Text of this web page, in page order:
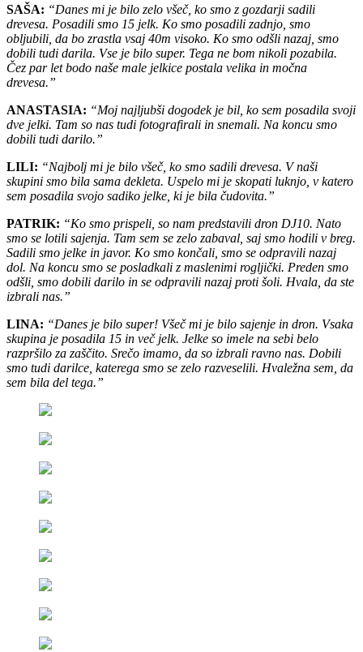
SAŠA: “Danes mi je bilo zelo všeč, ko smo z gozdarji sadili
drevesa. Posadili smo 15 jelk. Ko smo posadili zadnjo, smo
obljubili, da bo zrastla vsaj 40m visoko. Ko smo odšli nazaj, smo
dobili tudi darila. Vse je bilo super. Tega ne bom nikoli pozabila.
Čez par let bodo naše male jelkice postala velika in močna
drevesa.”
ANASTASIA: “Moj najljubši dogodek je bil, ko sem posadila svoji
dve jelki. Tam so nas tudi fotografirali in snemali. Na koncu smo
dobili tudi darilo.”
LILI: “Najbolj mi je bilo všeč, ko smo sadili drevesa. V naši
skupini smo bila sama dekleta. Uspelo mi je skopati luknjo, v katero
sem posadila svojo sadiko jelke, ki je bila čudovita.”
PATRIK: “Ko smo prispeli, so nam predstavili dron DJ10. Nato
smo se lotili sajenja. Tam sem se zelo zabaval, saj smo hodili v breg.
Sadili smo jelke in javor. Ko smo končali, smo se odpravili nazaj
dol. Na koncu smo se posladkali z maslenimi rogljički. Preden smo
odšli, smo dobili darilo in se odpravili nazaj proti šoli. Hvala, da ste
izbrali nas.”
LINA: “Danes je bilo super! Všeč mi je bilo sajenje in dron. Vsaka
skupina je posadila 15 in več jelk. Jelke so imele na sebi belo
razpršilo za zaščito. Srečo imamo, da so izbrali ravno nas. Dobili
smo tudi darilce, katerega smo se zelo razveselili. Hvaležna sem, da
sem bila del tega.”